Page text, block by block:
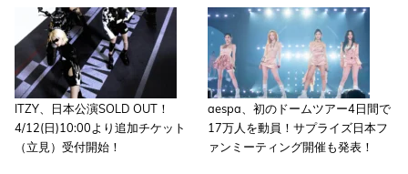
ITZY、日本公演SOLD OUT！
4/12(日)10:00より追加チケット
（立見）受付開始！
aespa、初のドームツアー4日間で
17万人を動員！サプライズ日本フ
ァンミーティング開催も発表！